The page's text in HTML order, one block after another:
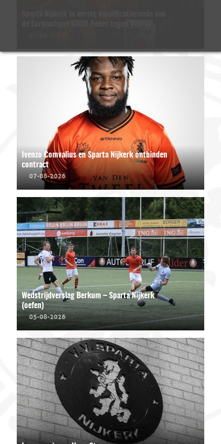
Ivenzo Comvalius en Sparta Nijkerk ontbinden
contract
07-08-2026
Wedstrijdverslag Berkum – Sparta Nijkerk
(oefen)
05-08-2026